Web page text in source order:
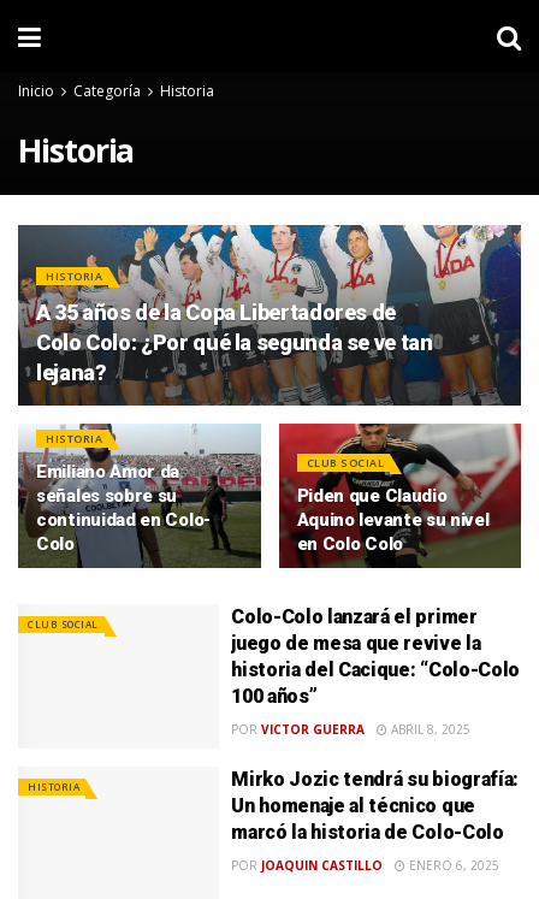
Inicio Categoría Historia
Historia
HISTORIA
A 35 años de la Copa Libertadores de
Colo Colo: ¿Por qué la segunda se ve tan
lejana?
HISTORIA
Emiliano Amor da
señales sobre su
continuidad en Colo-
Colo
CLUB SOCIAL
Piden que Claudio
Aquino levante su nivel
en Colo Colo
CLUB SOCIAL
Colo-Colo lanzará el primer
juego de mesa que revive la
historia del Cacique: “Colo-Colo
100 años”
POR VICTOR GUERRA ABRIL 8, 2025
HISTORIA
Mirko Jozic tendrá su biografía:
Un homenaje al técnico que
marcó la historia de Colo-Colo
POR JOAQUIN CASTILLO ENERO 6, 2025